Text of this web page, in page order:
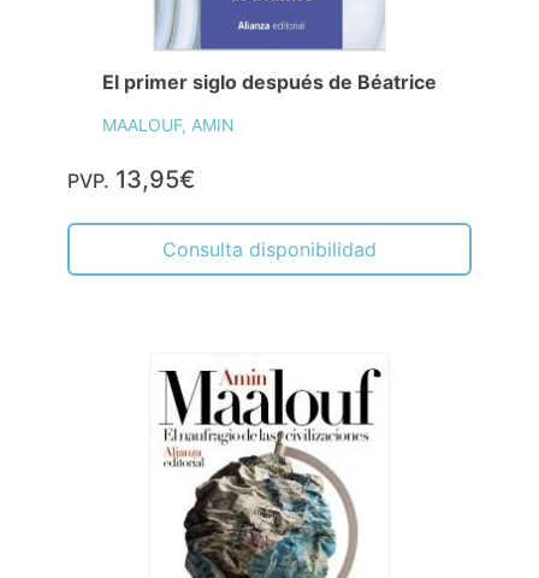
El primer siglo después de Béatrice
MAALOUF, AMIN
PVP. 13,95€
Consulta disponibilidad